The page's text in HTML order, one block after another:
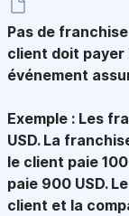
Pas de franchise
client doit payer
événement
Exemple : Les
USD. La
le client paie
paie 900 USD.
client et la